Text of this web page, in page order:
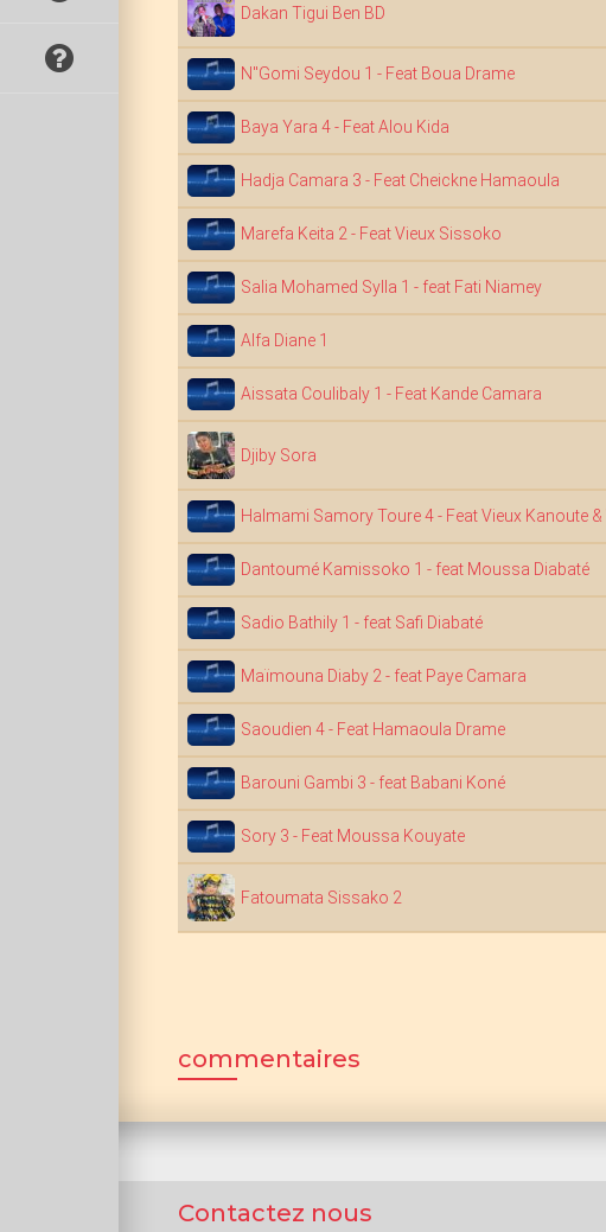
Dakan Tigui Ben BD
N"Gomi Seydou 1 - Feat Boua Drame
Baya Yara 4 - Feat Alou Kida
Hadja Camara 3 - Feat Cheickne Hamaoula
Marefa Keita 2 - Feat Vieux Sissoko
Salia Mohamed Sylla 1 - feat Fati Niamey
Alfa Diane 1
Aissata Coulibaly 1 - Feat Kande Camara
Djiby Sora
Halmami Samory Toure 4 - Feat Vieux Kanoute
Dantoumé Kamissoko 1 - feat Moussa Diabaté
Sadio Bathily 1 - feat Safi Diabaté
Maïmouna Diaby 2 - feat Paye Camara
Saoudien 4 - Feat Hamaoula Drame
Barouni Gambi 3 - feat Babani Koné
Sory 3 - Feat Moussa Kouyate
Fatoumata Sissako 2
commentaires
Contactez nous